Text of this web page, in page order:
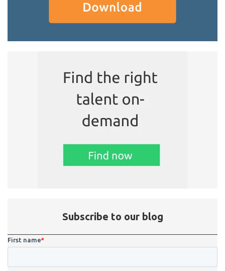
Subscribe to our blog